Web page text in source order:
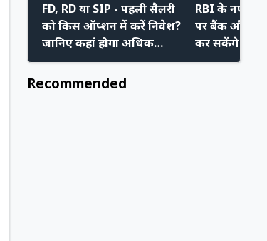
FD, RD या SIP - पहली सैलरी
को किस ऑप्शन में करें निवेश?
जानिए कहां होगा अधिक
फायदा
RBI के नए
पर बैंक और
कर सकेंगे
अपने नए
Recommended